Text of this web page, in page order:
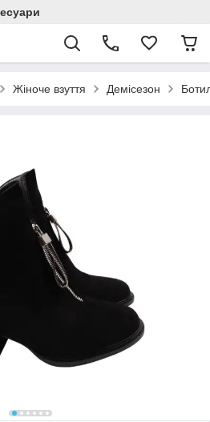
Жіноче взуття Демісезон